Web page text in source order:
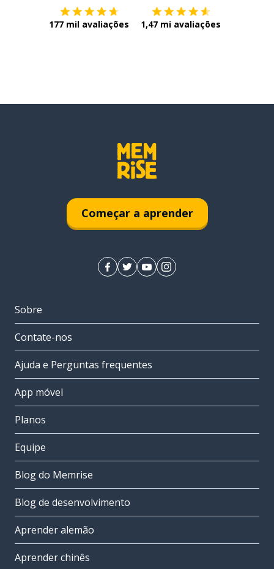
177 mil avaliações 1,47 mi avaliações
Começar a aprender
Sobre
Contate-nos
Ajuda e Perguntas frequentes
App móvel
Planos
Equipe
Blog do Memrise
Blog de desenvolvimento
Aprender alemão
Aprender chinês